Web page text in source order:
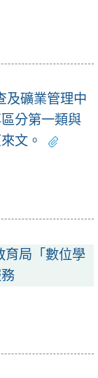
及礦業管理中
分第一類與
文。
育局「數位學